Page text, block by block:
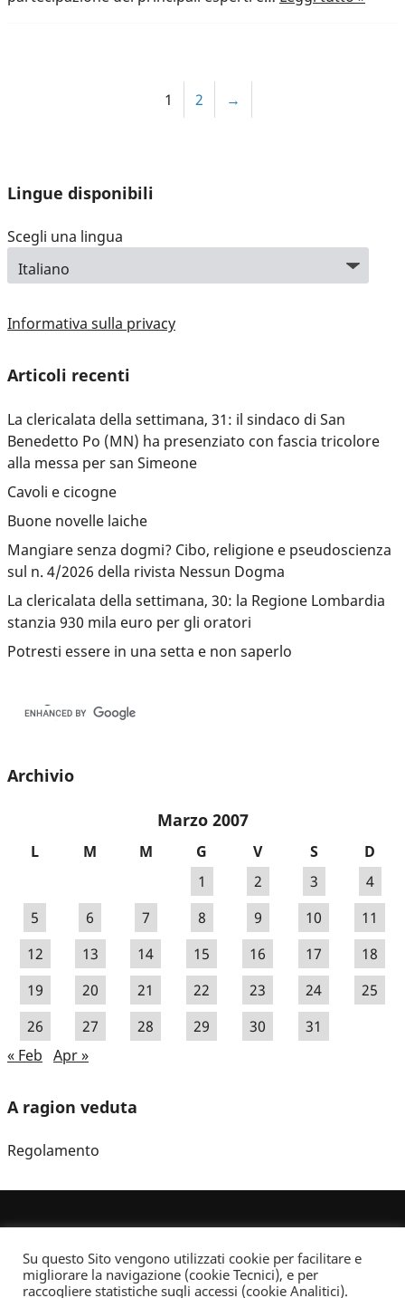
1 2 →
Lingue disponibili
Scegli una lingua
Informativa sulla privacy
Articoli recenti
La clericalata della settimana, 31: il sindaco di San
Benedetto Po (MN) ha presenziato con fascia tricolore
alla messa per san Simeone
Cavoli e cicogne
Buone novelle laiche
Mangiare senza dogmi? Cibo, religione e pseudoscienza
sul n. 4/2026 della rivista Nessun Dogma
La clericalata della settimana, 30: la Regione Lombardia
stanzia 930 mila euro per gli oratori
Potresti essere in una setta e non saperlo
Archivio
Marzo 2007
L M M G V S
D
1
2 3
4
5
6 7 8 9 10
11
12
13 14 15 16 17
18
19
20 21 22 23 24
25
26
27 28 29 30
31
« Feb Apr »
A ragion veduta
Regolamento
Su questo Sito vengono utilizzati cookie per facilitare e
migliorare la navigazione (cookie Tecnici), e per
raccogliere statistiche sugli accessi (cookie Analitici).